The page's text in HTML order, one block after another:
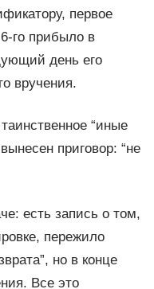
первое
го прибыло в
день его
вручения.
“иные
приговор: “не
есть запись о том,
пережило
но в конце
Все это